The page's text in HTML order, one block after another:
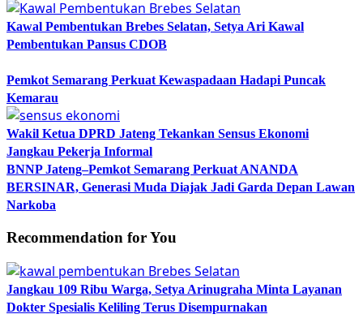
Kawal Pembentukan Brebes Selatan, Setya Ari Kawal
Pembentukan Pansus CDOB
Pemkot Semarang Perkuat Kewaspadaan Hadapi Puncak
Kemarau
Wakil Ketua DPRD Jateng Tekankan Sensus Ekonomi
Jangkau Pekerja Informal
BNNP Jateng–Pemkot Semarang Perkuat ANANDA
BERSINAR, Generasi Muda Diajak Jadi Garda Depan Lawan
Narkoba
Recommendation for You
Jangkau 109 Ribu Warga, Setya Arinugraha Minta Layanan
Dokter Spesialis Keliling Terus Disempurnakan